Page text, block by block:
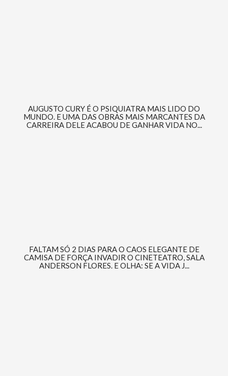
AUGUSTO CURY É O PSIQUIATRA MAIS LIDO DO
MUNDO. E UMA DAS OBRAS MAIS MARCANTES DA
CARREIRA DELE ACABOU DE GANHAR VIDA NO...
FALTAM SÓ 2 DIAS PARA O CAOS ELEGANTE DE
CAMISA DE FORÇA INVADIR O CINETEATRO, SALA
ANDERSON FLORES. E OLHA: SE A VIDA J...